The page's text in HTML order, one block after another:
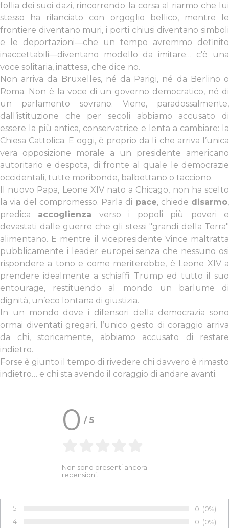
follia dei suoi dazi, rincorrendo la corsa al riarmo che lui
stesso ha rilanciato con orgoglio bellico, mentre le
frontiere diventano muri, i porti chiusi diventano simboli
e le deportazioni—che un tempo avremmo definito
inaccettabili—diventano modello da imitare… c'è una
voce solitaria, inattesa, che dice no.
Non arriva da Bruxelles, né da Parigi, né da Berlino o
Roma. Non è la voce di un governo democratico, né di
un parlamento sovrano. Viene, paradossalmente,
dall’istituzione che per secoli abbiamo accusato di
essere la più antica, conservatrice e lenta a cambiare: la
Chiesa Cattolica. E oggi, è proprio da lì che arriva l’unica
vera opposizione morale a un presidente americano
autoritario e despota, di fronte al quale le democrazie
occidentali, tutte moribonde, balbettano o tacciono.
Il nuovo Papa, Leone XIV nato a Chicago, non ha scelto
la via del compromesso. Parla di pace, chiede disarmo,
predica accoglienza verso i popoli più poveri e
devastati dalle guerre che gli stessi "grandi della Terra"
alimentano. E mentre il vicepresidente Vince maltratta
pubblicamente i leader europei senza che nessuno osi
rispondere a tono e come meriterebbe, è Leone XIV a
prendere idealmente a schiaffi Trump ed tutto il suo
entourage, restituendo al mondo un barlume di
dignità, un’eco lontana di giustizia.
In un mondo dove i difensori della democrazia sono
ormai diventati gregari, l’unico gesto di coraggio arriva
da chi, storicamente, abbiamo accusato di restare
indietro.
Forse è giunto il tempo di rivedere chi davvero è rimasto
indietro… e chi sta avendo il coraggio di andare avanti.
0 /5
Non sono presenti ancora
recensioni.
5 Numero
0 (0%)
4 Numero
0 (0%)